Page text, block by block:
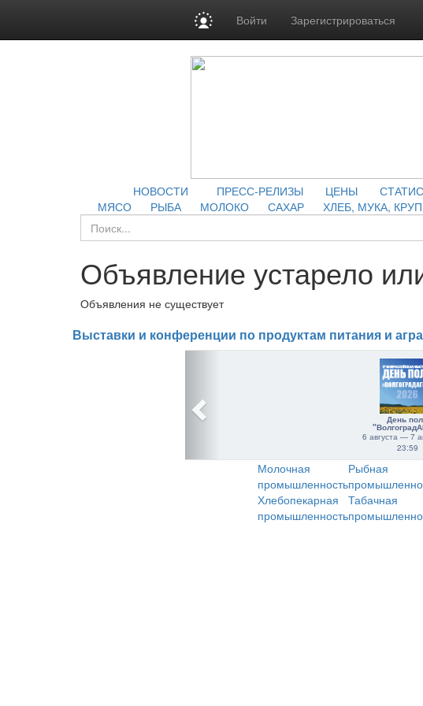
Войти Зарегистрироваться
НОВОСТИ ПРЕСС-РЕЛИЗЫ ЦЕНЫ
МЯСО
РЫБА МОЛОКО САХАР ХЛЕБ, МУКА,
Объявление устарело
Объявления не существует
Выставки и конференции по продуктам питания и
День
6 августа — 7
23:59
Молочная
промышленность
Рыбная
Хлебопекарная
промышленность
Табачная